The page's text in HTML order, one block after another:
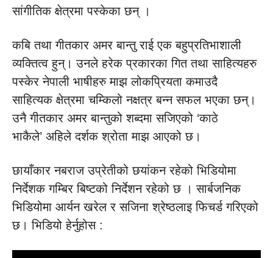
सांगीतिक क्षेत्रमा पस्केका छन् ।
कबि तथा गीतकार अमर बान्तु राई एक बहुप्रतिभाशाली
व्यक्तित्व हुन्। उनले हरेक प्रकारका गित तथा साहित्यहरु
पस्केर नेपाली भाषीहरु माझ लोकप्रियता कमाउदै
साहित्यक क्षेत्रमा चम्किलो नक्षत्र बन्न सफल भएका छन्।
उनै गीतकार अमर बान्तुको शब्दमा सजिएको ‘काठे
भाकैले’ अहिले दर्शक श्रोता माझ आएको छ।
छायाँकार नबराज उप्रेतीको छयांकन रहेको भिडियोमा
निर्देशक गम्बिर बिष्टको निर्देशन रहेको छ । सार्बजनिक
भिडियोमा आर्यन खरेल र सजिना श्रेष्ठलाइ फिचर्ड गरिएको
छ। भिडियो हेर्नुहोस :